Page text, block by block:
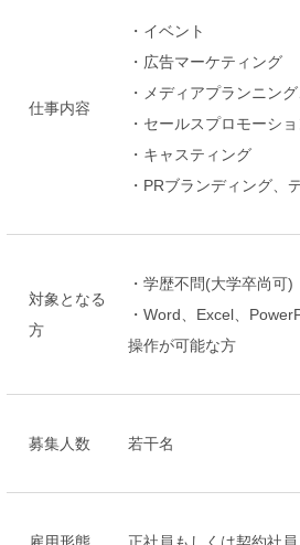
仕事内容
・イベント
・広告マーケティング
・メディアプランニン
・セールスプロモーシ
・キャスティング
・PRブランディング、
対象となる
方
・学歴不問(大学卒尚可)
・Word、Excel、
操作が可能な方
募集人数 若干名